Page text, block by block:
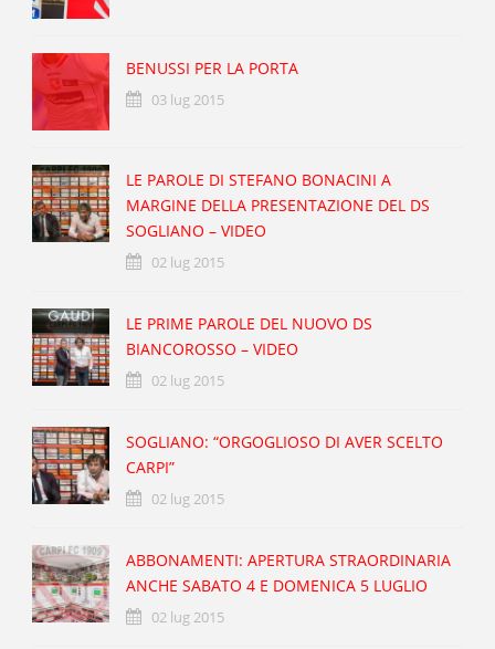
BENUSSI PER LA PORTA
03 lug 2015
LE PAROLE DI STEFANO BONACINI A
MARGINE DELLA PRESENTAZIONE DEL DS
SOGLIANO – VIDEO
02 lug 2015
LE PRIME PAROLE DEL NUOVO DS
BIANCOROSSO – VIDEO
02 lug 2015
SOGLIANO: “ORGOGLIOSO DI AVER SCELTO
CARPI”
02 lug 2015
ABBONAMENTI: APERTURA STRAORDINARIA
ANCHE SABATO 4 E DOMENICA 5 LUGLIO
02 lug 2015